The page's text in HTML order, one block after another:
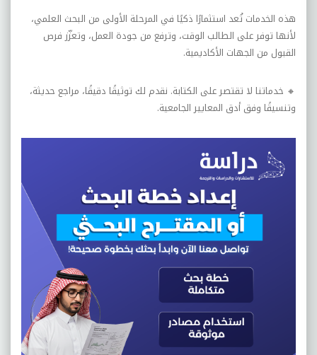
هذه الخدمات تُعد استثمارًا ذكيًا في المرحلة الأولى من البحث العلمي،
لأنها توفر على الطالب الوقت، وترفع من جودة العمل، وتعزّز فرص
القبول من الجهات الأكاديمية.
🔸 خدماتنا لا تقتصر على الكتابة. نقدم لك توثيقًا دقيقًا، مراجع حديثة،
وتنسيقًا وفق أدق المعايير الجامعية.